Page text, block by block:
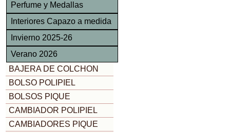
Perfume y Medallas
Interiores Capazo a medida
Invierno 2025-26
Verano 2026
BAJERA DE COLCHON
BOLSO POLIPIEL
BOLSOS PIQUE
CAMBIADOR POLIPIEL
CAMBIADORES PIQUE